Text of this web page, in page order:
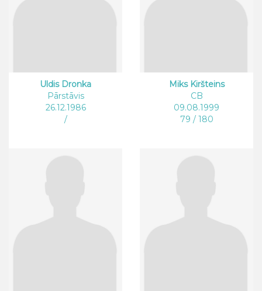
Uldis Dronka
Pārstāvis
26.12.1986
/
Miks Kiršteins
CB
09.08.1999
79 / 180